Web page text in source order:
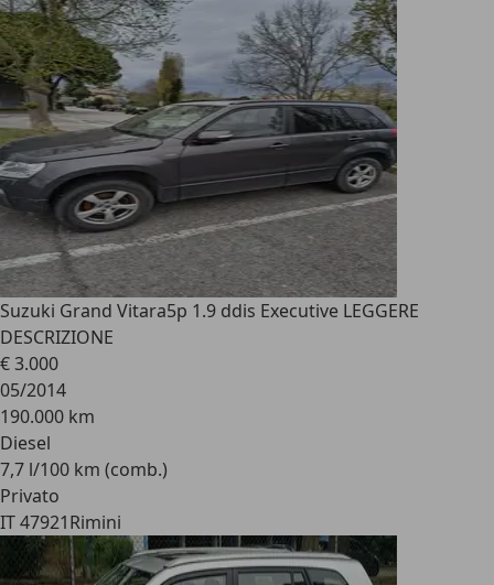
Suzuki Grand Vitara5p 1.9 ddis Executive LEGGERE
DESCRIZIONE
€ 3.000
05/2014
190.000 km
Diesel
7,7 l/100 km (comb.)
Privato
IT 47921Rimini